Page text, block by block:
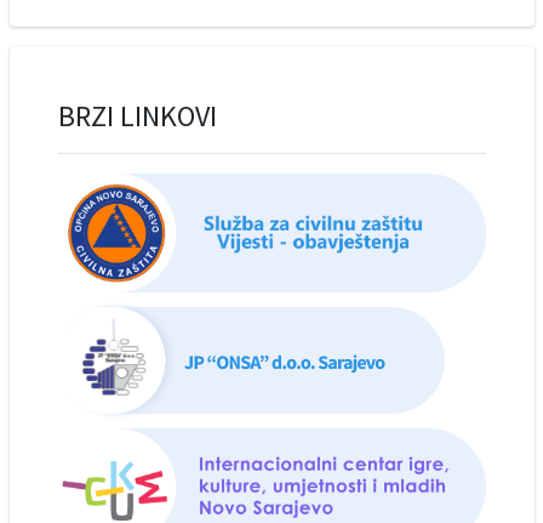
BRZI LINKOVI